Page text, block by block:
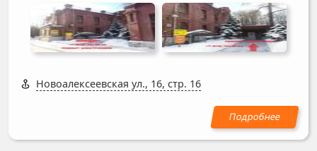
Новоалексеевская ул., 16, стр. 16